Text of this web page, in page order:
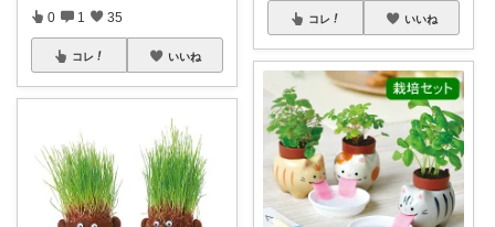
0 1 35
コレ いいね
コレ いいね